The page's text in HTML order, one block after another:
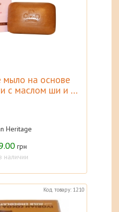
мыло на основе
с маслом ши и ...
Heritage
грн
наличии
Код товару: 1210